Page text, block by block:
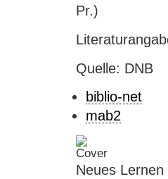
Pr.)
Quelle: DNB
biblio-net
mab2
Neues Lernen